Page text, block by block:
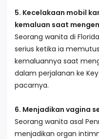
5. Kecelakaan mobil
kemaluan saat
Seorang wanita di
serius ketika ia
kemaluannya saat
dalam perjalanan ke
pacarnya.
6. Menjadikan vagina
Seorang wanita asal
menjadikan organ